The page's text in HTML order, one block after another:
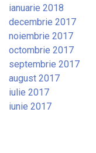
ianuarie 2018
decembrie 2017
noiembrie 2017
octombrie 2017
septembrie 2017
august 2017
iulie 2017
iunie 2017